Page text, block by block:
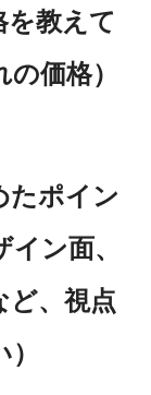
教えて
価格）
たポイン
ン面、
ど、視点